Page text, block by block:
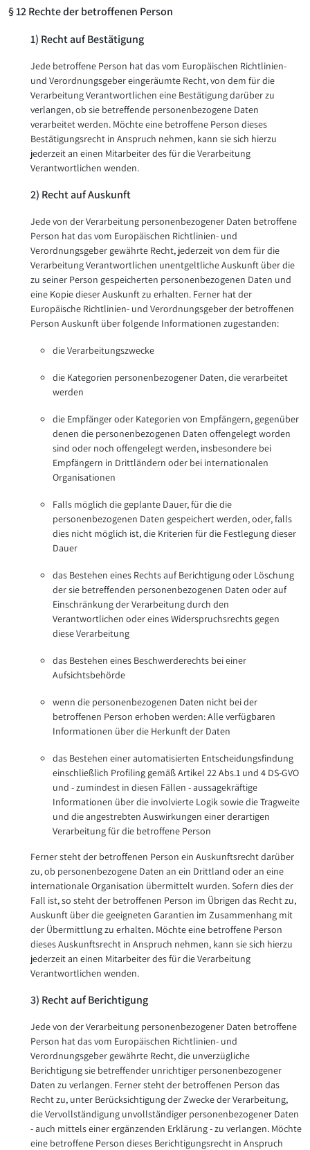
§ 12 Rechte der betroffenen Person
1) Recht auf Bestätigung
Jede betroffene Person hat das vom Europäischen Richtlinien-
und Verordnungsgeber eingeräumte Recht, von dem für die
Verarbeitung Verantwortlichen eine Bestätigung darüber zu
verlangen, ob sie betreffende personenbezogene Daten
verarbeitet werden. Möchte eine betroffene Person dieses
Bestätigungsrecht in Anspruch nehmen, kann sie sich hierzu
jederzeit an einen Mitarbeiter des für die Verarbeitung
Verantwortlichen wenden.
2) Recht auf Auskunft
Jede von der Verarbeitung personenbezogener Daten betroffene
Person hat das vom Europäischen Richtlinien- und
Verordnungsgeber gewährte Recht, jederzeit von dem für die
Verarbeitung Verantwortlichen unentgeltliche Auskunft über die
zu seiner Person gespeicherten personenbezogenen Daten und
eine Kopie dieser Auskunft zu erhalten. Ferner hat der
Europäische Richtlinien- und Verordnungsgeber der betroffenen
Person Auskunft über folgende Informationen zugestanden:
die Verarbeitungszwecke
die Kategorien personenbezogener Daten, die verarbeitet
werden
die Empfänger oder Kategorien von Empfängern, gegenüber
denen die personenbezogenen Daten offengelegt worden
sind oder noch offengelegt werden, insbesondere bei
Empfängern in Drittländern oder bei internationalen
Organisationen
Falls möglich die geplante Dauer, für die die
personenbezogenen Daten gespeichert werden, oder, falls
dies nicht möglich ist, die Kriterien für die Festlegung dieser
Dauer
das Bestehen eines Rechts auf Berichtigung oder Löschung
der sie betreffenden personenbezogenen Daten oder auf
Einschränkung der Verarbeitung durch den
Verantwortlichen oder eines Widerspruchsrechts gegen
diese Verarbeitung
das Bestehen eines Beschwerderechts bei einer
Aufsichtsbehörde
wenn die personenbezogenen Daten nicht bei der
betroffenen Person erhoben werden: Alle verfügbaren
Informationen über die Herkunft der Daten
das Bestehen einer automatisierten Entscheidungsfindung
einschließlich Profiling gemäß Artikel 22 Abs.1 und 4 DS-GVO
und - zumindest in diesen Fällen - aussagekräftige
Informationen über die involvierte Logik sowie die Tragweite
und die angestrebten Auswirkungen einer derartigen
Verarbeitung für die betroffene Person
Ferner steht der betroffenen Person ein Auskunftsrecht darüber
zu, ob personenbezogene Daten an ein Drittland oder an eine
internationale Organisation übermittelt wurden. Sofern dies der
Fall ist, so steht der betroffenen Person im Übrigen das Recht zu,
Auskunft über die geeigneten Garantien im Zusammenhang mit
der Übermittlung zu erhalten. Möchte eine betroffene Person
dieses Auskunftsrecht in Anspruch nehmen, kann sie sich hierzu
jederzeit an einen Mitarbeiter des für die Verarbeitung
Verantwortlichen wenden.
3) Recht auf Berichtigung
Jede von der Verarbeitung personenbezogener Daten betroffene
Person hat das vom Europäischen Richtlinien- und
Verordnungsgeber gewährte Recht, die unverzügliche
Berichtigung sie betreffender unrichtiger personenbezogener
Daten zu verlangen. Ferner steht der betroffenen Person das
Recht zu, unter Berücksichtigung der Zwecke der Verarbeitung,
die Vervollständigung unvollständiger personenbezogener Daten
- auch mittels einer ergänzenden Erklärung - zu verlangen. Möchte
eine betroffene Person dieses Berichtigungsrecht in Anspruch